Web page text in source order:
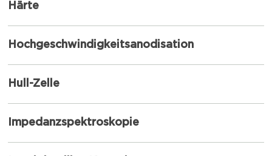
Härte
Hochgeschwindigkeitsanodisation
Hull-Zelle
Impedanzspektroskopie